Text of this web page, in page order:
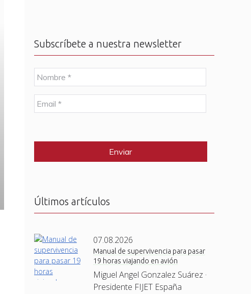
Subscríbete a nuestra newsletter
N
o
m
b
r
E
m
l
Últimos artículos
07.08.2026
Manual de supervivencia para pasar
19 horas viajando en avión
Miguel Angel Gonzalez Suárez ·
Presidente FIJET España